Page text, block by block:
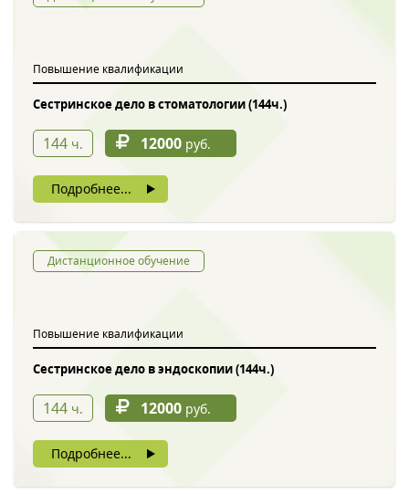
Повышение квалификации
Сестринское дело в стоматологии (144ч.)
144 ч. 12000 руб.
Подробнее...
Дистанционное обучение
Повышение квалификации
Сестринское дело в эндоскопии (144ч.)
144 ч. 12000 руб.
Подробнее...
Нажимая на кнопку, вы даете согласие на обработку своих